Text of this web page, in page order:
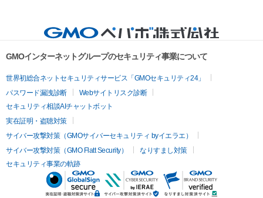
GMOインターネットグループのセキュリティ事業について
世界初総合ネットセキュリティサービス「GMOセキュリティ24」
パスワード漏洩診断
Webサイトリスク診断
セキュリティ相談AIチャットボット
実在証明・盗聴対策
サイバー攻撃対策（GMOサイバーセキュリティ byイエラエ）
サイバー攻撃対策（GMO Flatt Security）
なりすまし対策
セキュリティ事業の軌跡